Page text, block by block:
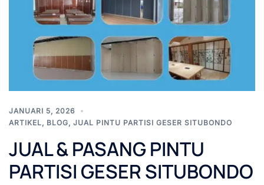
JANUARI 5, 2026
ARTIKEL, BLOG, JUAL PINTU PARTISI GESER SITUBONDO
JUAL & PASANG PINTU
PARTISI GESER SITUBONDO